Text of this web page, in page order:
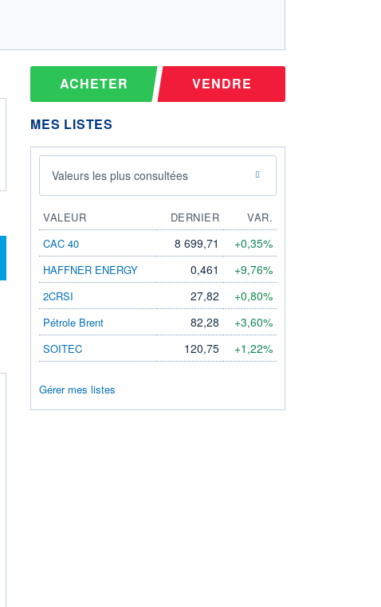
ACHETER VENDRE
MES LISTES
Valeurs les plus consultées
VALEUR DERNIER
VAR.
CAC 40
8 699,71 +0,35%
HAFFNER ENERGY 0,461 +9,76%
2CRSI 27,82 +0,80%
Pétrole Brent 82,28 +3,60%
SOITEC 120,75 +1,22%
Gérer mes listes